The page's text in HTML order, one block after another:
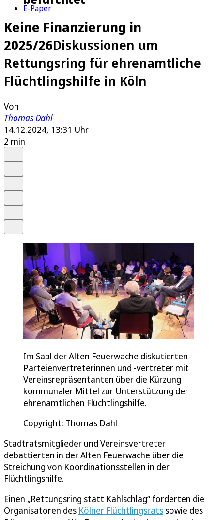
E-Paper
Keine Finanzierung in
2025/26Diskussionen um
Rettungsring für ehrenamtliche
Flüchtlingshilfe in Köln
Von
Thomas Dahl
14.12.2024, 13:31 Uhr
2 min
Im Saal der Alten Feuerwache diskutierten
Parteienvertreterinnen und -vertreter mit
Vereinsrepräsentanten über die Kürzung
kommunaler Mittel zur Unterstützung der
ehrenamtlichen Flüchtlingshilfe.
Copyright: Thomas Dahl
Stadtratsmitglieder und Vereinsvertreter
debattierten in der Alten Feuerwache über die
Streichung von Koordinationsstellen in der
Flüchtlingshilfe.
Einen „Rettungsring statt Kahlschlag“ forderten die
Organisatoren des Kölner Flüchtlingsrats sowie des